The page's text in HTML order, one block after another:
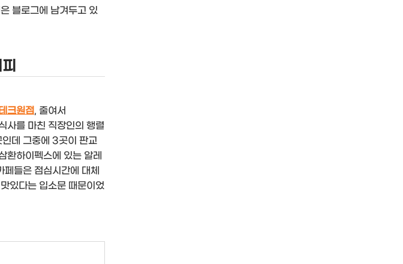
블로그에 남겨두고 있
크원점, 줄여서
사를 마친 직장인의 행렬
데 그중에 3곳이 판교
환하이펙스에 있는 알레
들은 점심시간에 대체
있다는 입소문 때문이었